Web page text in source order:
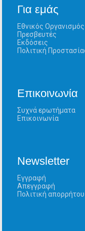
Για εμάς
Εθνικός
Πρεσβευτές
Εκδόσεις
Πολιτική
Επικοινωνία
Συχνά ερωτήματα
Επικοινωνία
Newsletter
Εγγραφή
Απεγγραφή
Πολιτική